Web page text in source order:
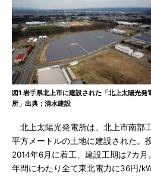
図1 岩手県北上市に建設された「北上太陽光発
所」出典：清水建設
北上太陽光発電所は、北上市南部
平方メートルの土地に建設された。
2014年6月に着工、建設工期は7カ
年間にわたり全て東北電力に36円/